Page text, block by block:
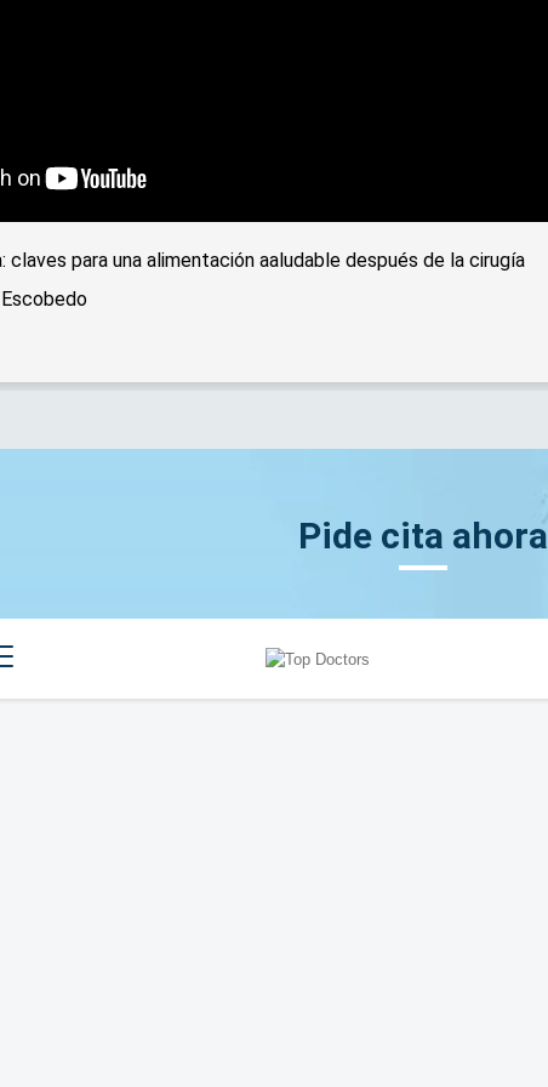
claves para una alimentación aaludable después de la cirugía
Pide cita ahora